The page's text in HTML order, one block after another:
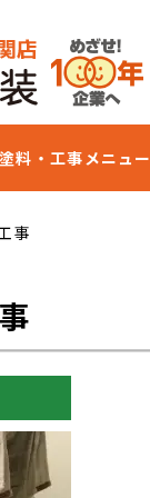
塗料・工事メニュー
事